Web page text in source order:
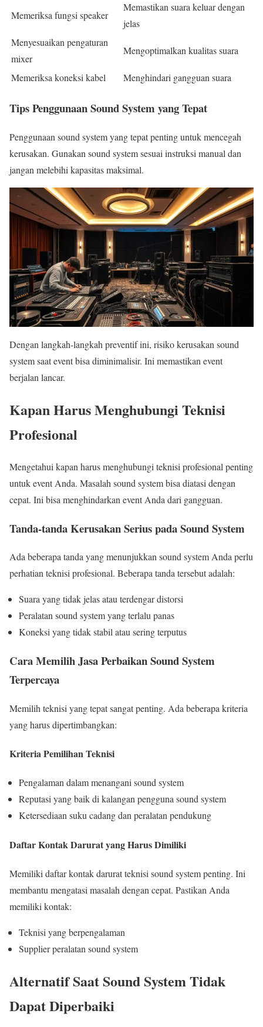
Memeriksa fungsi speaker
Memastikan suara keluar dengan
jelas
Menyesuaikan pengaturan
mixer
Mengoptimalkan kualitas suara
Memeriksa koneksi kabel Menghindari gangguan suara
Tips Penggunaan Sound System yang Tepat
Penggunaan sound system yang tepat penting untuk mencegah
kerusakan. Gunakan sound system sesuai instruksi manual dan
jangan melebihi kapasitas maksimal.
Dengan langkah-langkah preventif ini, risiko kerusakan sound
system saat event bisa diminimalisir. Ini memastikan event
berjalan lancar.
Kapan Harus Menghubungi Teknisi
Profesional
Mengetahui kapan harus menghubungi teknisi profesional penting
untuk event Anda. Masalah sound system bisa diatasi dengan
cepat. Ini bisa menghindarkan event Anda dari gangguan.
Tanda-tanda Kerusakan Serius pada Sound System
Ada beberapa tanda yang menunjukkan sound system Anda perlu
perhatian teknisi profesional. Beberapa tanda tersebut adalah:
Suara yang tidak jelas atau terdengar distorsi
Peralatan sound system yang terlalu panas
Koneksi yang tidak stabil atau sering terputus
Cara Memilih Jasa Perbaikan Sound System
Terpercaya
Memilih teknisi yang tepat sangat penting. Ada beberapa kriteria
yang harus dipertimbangkan:
Kriteria Pemilihan Teknisi
Pengalaman dalam menangani sound system
Reputasi yang baik di kalangan pengguna sound system
Ketersediaan suku cadang dan peralatan pendukung
Daftar Kontak Darurat yang Harus Dimiliki
Memiliki daftar kontak darurat teknisi sound system penting. Ini
membantu mengatasi masalah dengan cepat. Pastikan Anda
memiliki kontak:
Teknisi yang berpengalaman
Supplier peralatan sound system
Alternatif Saat Sound System Tidak
Dapat Diperbaiki